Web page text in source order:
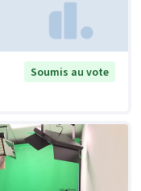
Soumis au vote